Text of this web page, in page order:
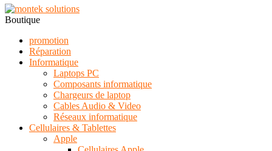
vente
|
Ordinateur,
cellulaire
électronique
Boutique
promotion
Réparation
Informatique
Laptops PC
Composants informatique
Chargeurs de laptop
Cables Audio & Video
Réseaux informatique
Cellulaires & Tablettes
Apple